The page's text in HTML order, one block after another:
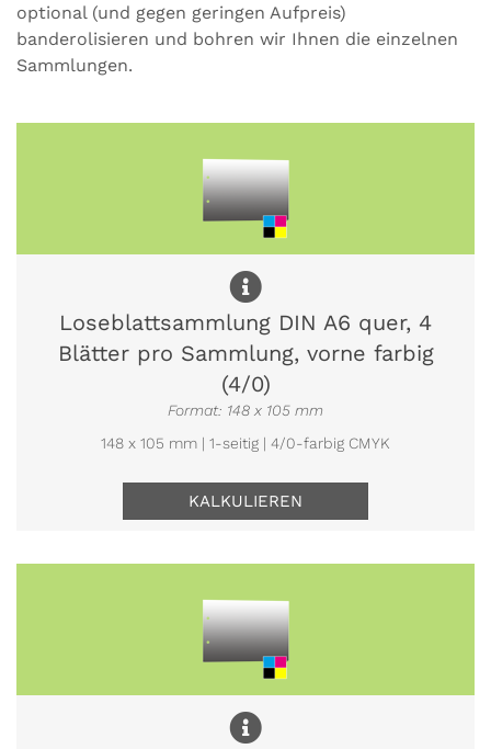
optional (und gegen geringen Aufpreis)
banderolisieren und bohren wir Ihnen die einzelnen
Sammlungen.
Loseblattsammlung DIN A6 quer, 4
Blätter pro Sammlung, vorne farbig
(4/0)
Format: 148 x 105 mm
148 x 105 mm | 1-seitig | 4/0-farbig CMYK
KALKULIEREN